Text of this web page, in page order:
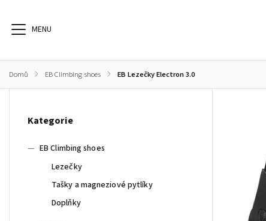
EB Climbing shoes
Domů / EB Climbing shoes / EB Lezečky Electron 3.0
Kategorie
EB Climbing shoes
Lezečky
Tašky a magneziové pytlíky
Doplňky